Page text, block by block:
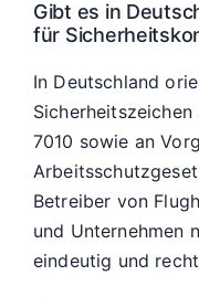
Gibt es in
für
In Deutschland
7010 sowie an
Betreiber von
und Unternehmen
eindeutig und